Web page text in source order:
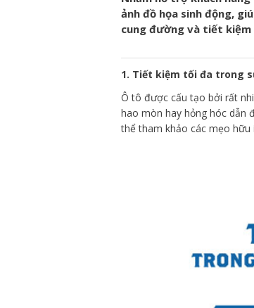
ảnh đồ họa sinh động,
cung đường và tiết
1. Tiết kiệm tối đa trong
Ô tô được cấu tạo bởi rất
hao mòn hay hỏng hóc dẫn
thể tham khảo các mẹo hữu